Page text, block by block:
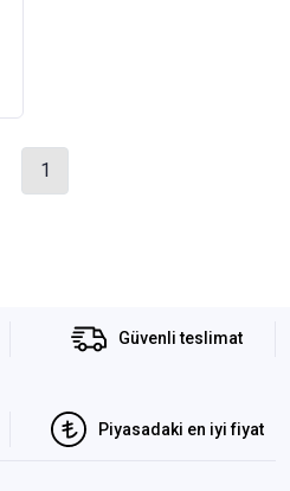
1
Güvenli teslimat
Piyasadaki en iyi fiyat